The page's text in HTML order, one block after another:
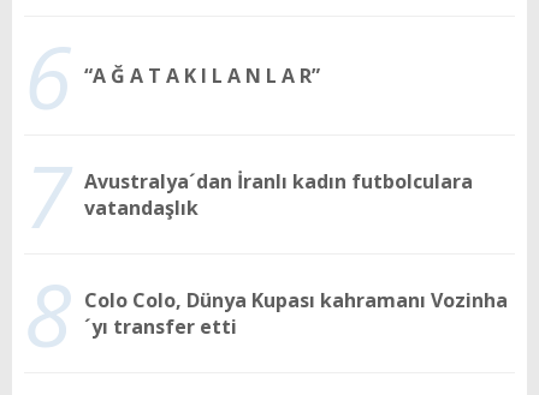
6 “A Ğ A T A K I L A N L A R”
7 Avustralya´dan İranlı kadın futbolculara
vatandaşlık
8 Colo Colo, Dünya Kupası kahramanı Vozinha
´yı transfer etti